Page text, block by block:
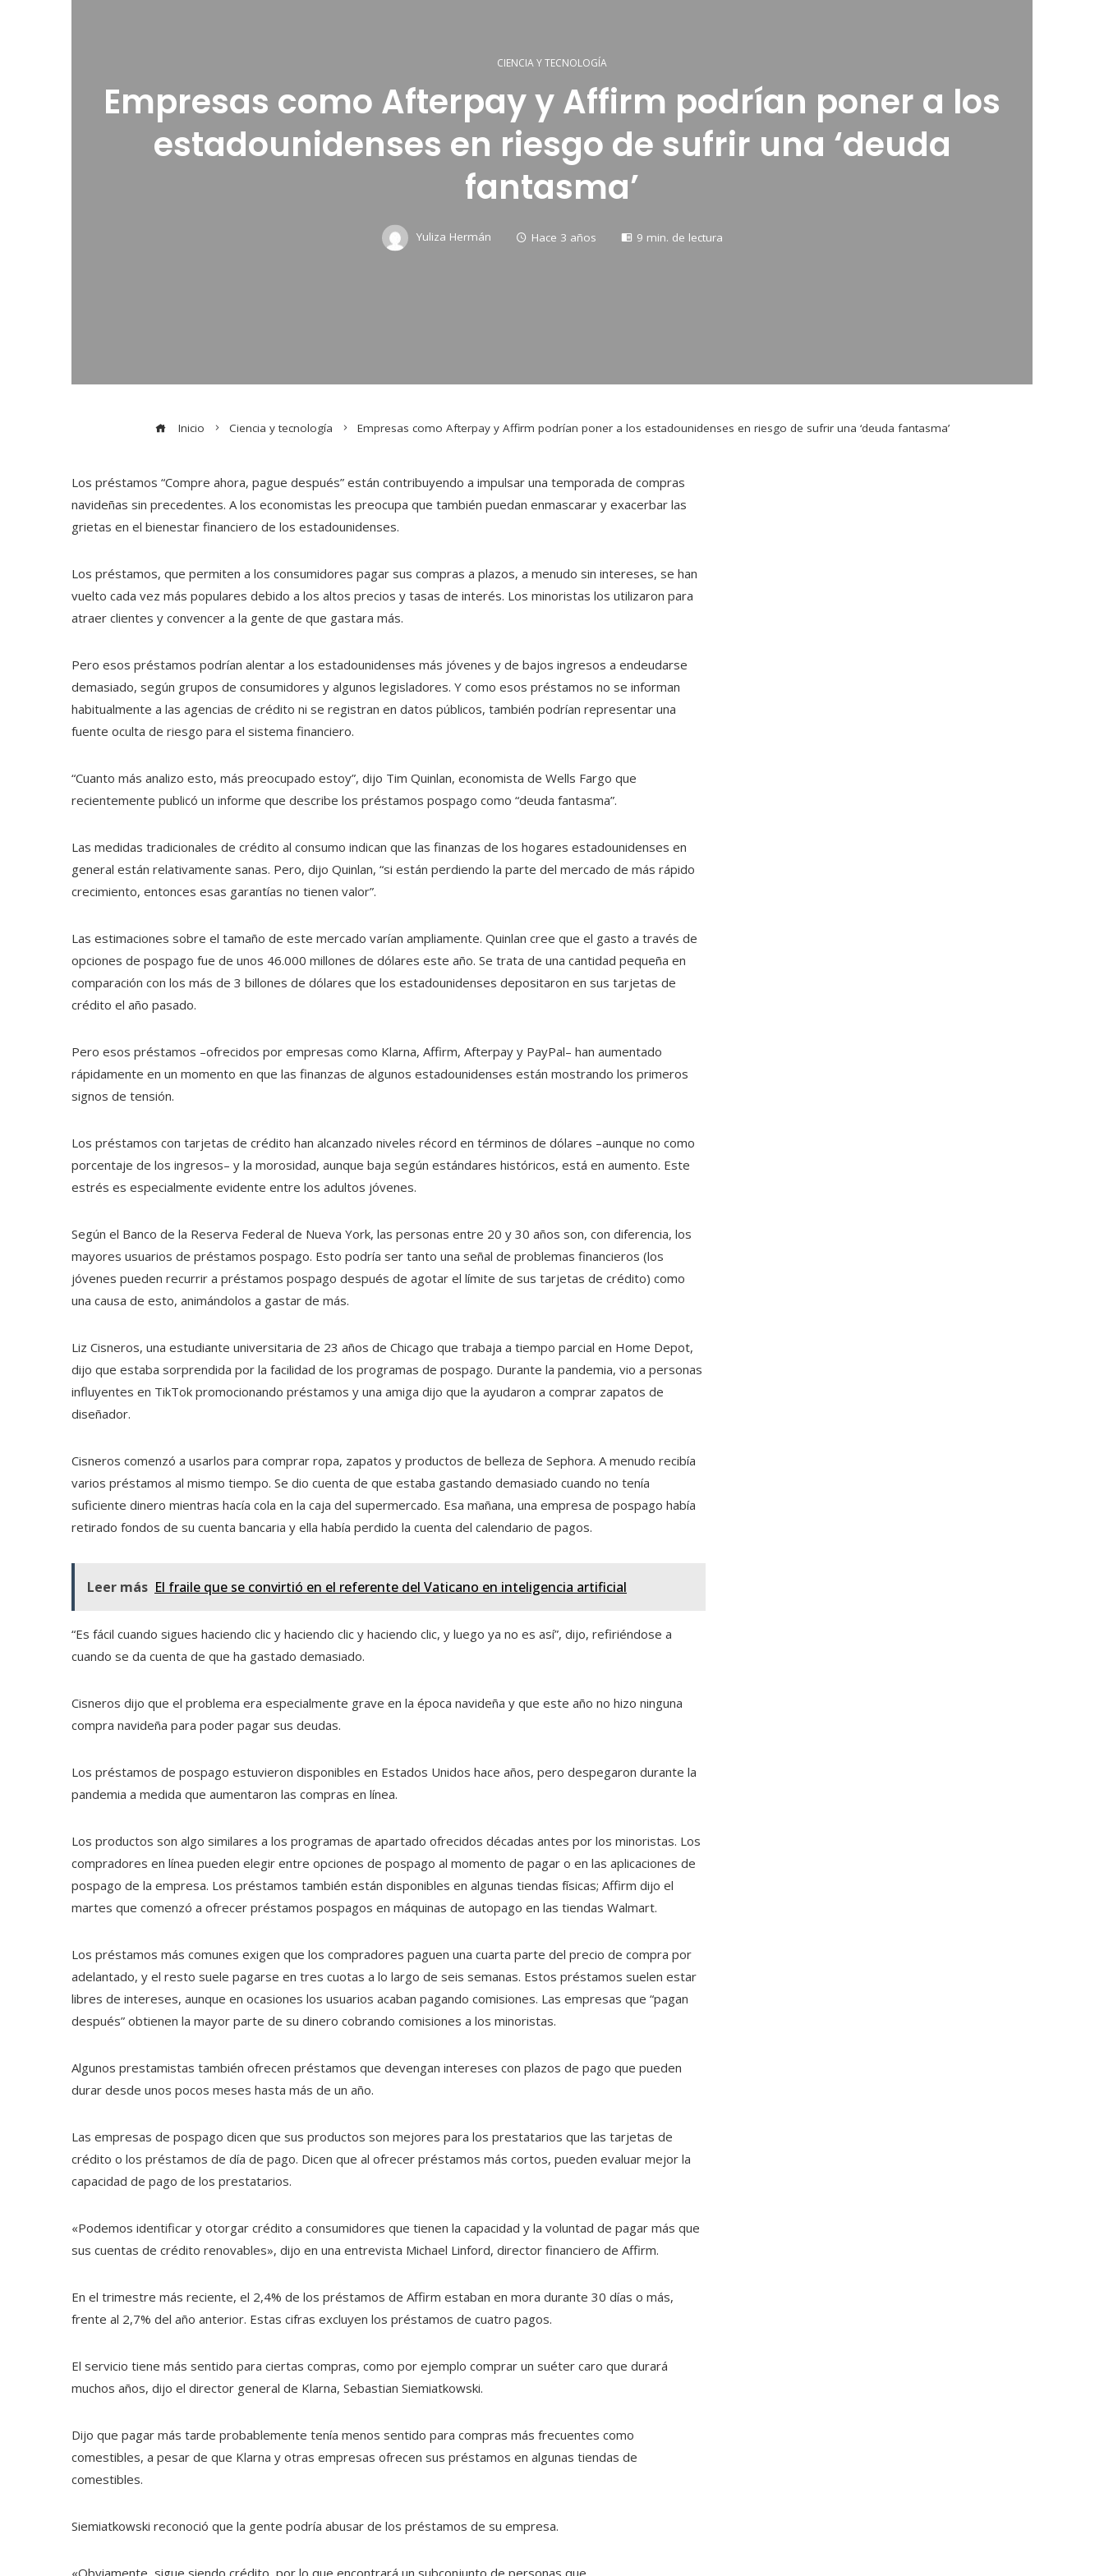
CIENCIA Y TECNOLOGÍA
Empresas como Afterpay y Affirm podrían poner a los
estadounidenses en riesgo de sufrir una ‘deuda
fantasma’
Yuliza Hermán Hace 3 años 9 min. de lectura
Inicio Ciencia y tecnología Empresas como Afterpay y Affirm podrían poner a los estadounidenses en riesgo de sufrir una ‘deuda fantasma’
Los préstamos “Compre ahora, pague después” están contribuyendo a impulsar una temporada de compras
navideñas sin precedentes. A los economistas les preocupa que también puedan enmascarar y exacerbar las
grietas en el bienestar financiero de los estadounidenses.
Los préstamos, que permiten a los consumidores pagar sus compras a plazos, a menudo sin intereses, se han
vuelto cada vez más populares debido a los altos precios y tasas de interés. Los minoristas los utilizaron para
atraer clientes y convencer a la gente de que gastara más.
Pero esos préstamos podrían alentar a los estadounidenses más jóvenes y de bajos ingresos a endeudarse
demasiado, según grupos de consumidores y algunos legisladores. Y como esos préstamos no se informan
habitualmente a las agencias de crédito ni se registran en datos públicos, también podrían representar una
fuente oculta de riesgo para el sistema financiero.
“Cuanto más analizo esto, más preocupado estoy”, dijo Tim Quinlan, economista de Wells Fargo que
recientemente publicó un informe que describe los préstamos pospago como “deuda fantasma”.
Las medidas tradicionales de crédito al consumo indican que las finanzas de los hogares estadounidenses en
general están relativamente sanas. Pero, dijo Quinlan, “si están perdiendo la parte del mercado de más rápido
crecimiento, entonces esas garantías no tienen valor”.
Las estimaciones sobre el tamaño de este mercado varían ampliamente. Quinlan cree que el gasto a través de
opciones de pospago fue de unos 46.000 millones de dólares este año. Se trata de una cantidad pequeña en
comparación con los más de 3 billones de dólares que los estadounidenses depositaron en sus tarjetas de
crédito el año pasado.
Pero esos préstamos –ofrecidos por empresas como Klarna, Affirm, Afterpay y PayPal– han aumentado
rápidamente en un momento en que las finanzas de algunos estadounidenses están mostrando los primeros
signos de tensión.
Los préstamos con tarjetas de crédito han alcanzado niveles récord en términos de dólares –aunque no como
porcentaje de los ingresos– y la morosidad, aunque baja según estándares históricos, está en aumento. Este
estrés es especialmente evidente entre los adultos jóvenes.
Según el Banco de la Reserva Federal de Nueva York, las personas entre 20 y 30 años son, con diferencia, los
mayores usuarios de préstamos pospago. Esto podría ser tanto una señal de problemas financieros (los
jóvenes pueden recurrir a préstamos pospago después de agotar el límite de sus tarjetas de crédito) como
una causa de esto, animándolos a gastar de más.
Liz Cisneros, una estudiante universitaria de 23 años de Chicago que trabaja a tiempo parcial en Home Depot,
dijo que estaba sorprendida por la facilidad de los programas de pospago. Durante la pandemia, vio a personas
influyentes en TikTok promocionando préstamos y una amiga dijo que la ayudaron a comprar zapatos de
diseñador.
Cisneros comenzó a usarlos para comprar ropa, zapatos y productos de belleza de Sephora. A menudo recibía
varios préstamos al mismo tiempo. Se dio cuenta de que estaba gastando demasiado cuando no tenía
suficiente dinero mientras hacía cola en la caja del supermercado. Esa mañana, una empresa de pospago había
retirado fondos de su cuenta bancaria y ella había perdido la cuenta del calendario de pagos.
Leer más El fraile que se convirtió en el referente del Vaticano en inteligencia artificial
“Es fácil cuando sigues haciendo clic y haciendo clic y haciendo clic, y luego ya no es así”, dijo, refiriéndose a
cuando se da cuenta de que ha gastado demasiado.
Cisneros dijo que el problema era especialmente grave en la época navideña y que este año no hizo ninguna
compra navideña para poder pagar sus deudas.
Los préstamos de pospago estuvieron disponibles en Estados Unidos hace años, pero despegaron durante la
pandemia a medida que aumentaron las compras en línea.
Los productos son algo similares a los programas de apartado ofrecidos décadas antes por los minoristas. Los
compradores en línea pueden elegir entre opciones de pospago al momento de pagar o en las aplicaciones de
pospago de la empresa. Los préstamos también están disponibles en algunas tiendas físicas; Affirm dijo el
martes que comenzó a ofrecer préstamos pospagos en máquinas de autopago en las tiendas Walmart.
Los préstamos más comunes exigen que los compradores paguen una cuarta parte del precio de compra por
adelantado, y el resto suele pagarse en tres cuotas a lo largo de seis semanas. Estos préstamos suelen estar
libres de intereses, aunque en ocasiones los usuarios acaban pagando comisiones. Las empresas que “pagan
después” obtienen la mayor parte de su dinero cobrando comisiones a los minoristas.
Algunos prestamistas también ofrecen préstamos que devengan intereses con plazos de pago que pueden
durar desde unos pocos meses hasta más de un año.
Las empresas de pospago dicen que sus productos son mejores para los prestatarios que las tarjetas de
crédito o los préstamos de día de pago. Dicen que al ofrecer préstamos más cortos, pueden evaluar mejor la
capacidad de pago de los prestatarios.
«Podemos identificar y otorgar crédito a consumidores que tienen la capacidad y la voluntad de pagar más que
sus cuentas de crédito renovables», dijo en una entrevista Michael Linford, director financiero de Affirm.
En el trimestre más reciente, el 2,4% de los préstamos de Affirm estaban en mora durante 30 días o más,
frente al 2,7% del año anterior. Estas cifras excluyen los préstamos de cuatro pagos.
El servicio tiene más sentido para ciertas compras, como por ejemplo comprar un suéter caro que durará
muchos años, dijo el director general de Klarna, Sebastian Siemiatkowski.
Dijo que pagar más tarde probablemente tenía menos sentido para compras más frecuentes como
comestibles, a pesar de que Klarna y otras empresas ofrecen sus préstamos en algunas tiendas de
comestibles.
Siemiatkowski reconoció que la gente podría abusar de los préstamos de su empresa.
«Obviamente, sigue siendo crédito, por lo que encontrará un subconjunto de personas que